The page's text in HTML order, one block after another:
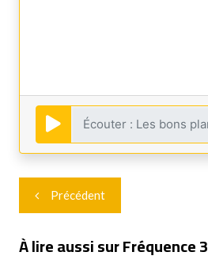
Navigation
de
l’article
Précédent
À lire aussi sur Fréquence 3